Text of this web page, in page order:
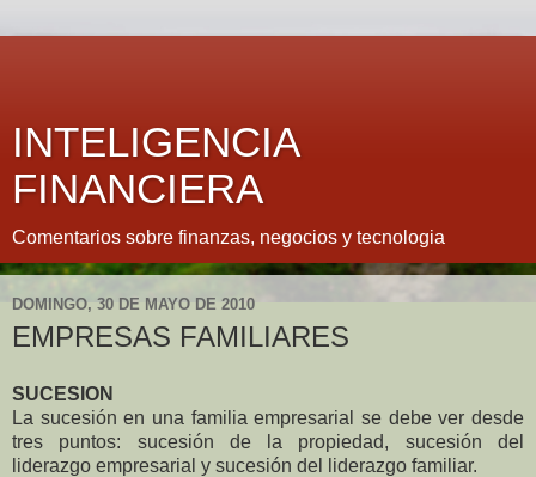
INTELIGENCIA
FINANCIERA
Comentarios sobre finanzas, negocios y tecnologia
DOMINGO, 30 DE MAYO DE 2010
EMPRESAS FAMILIARES
SUCESION
La sucesión en una familia empresarial se debe ver desde
tres puntos: sucesión de la propiedad, sucesión del
liderazgo empresarial y sucesión del liderazgo familiar.